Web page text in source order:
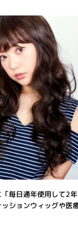
毎日通年使用して2
ションウィッグや医